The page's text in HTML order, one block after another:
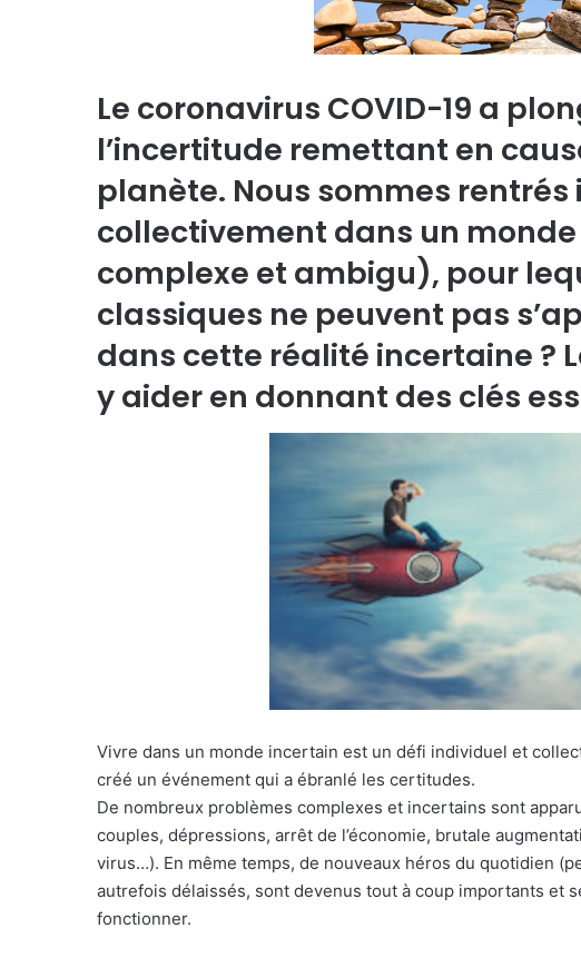
Le coronavirus COVID-19 a
l’incertitude remettant en
planète. Nous sommes
collectivement dans un
complexe et ambigu), pour
classiques ne peuvent pas
dans cette réalité incertaine ?
y aider en donnant des clés
Vivre dans un monde incertain est un défi individuel et
créé un événement qui a ébranlé les certitudes.
De nombreux problèmes complexes et incertains sont
couples, dépressions, arrêt de l’économie, brutale
virus…). En même temps, de nouveaux héros du quotidien
autrefois délaissés, sont devenus tout à coup importants et
fonctionner.